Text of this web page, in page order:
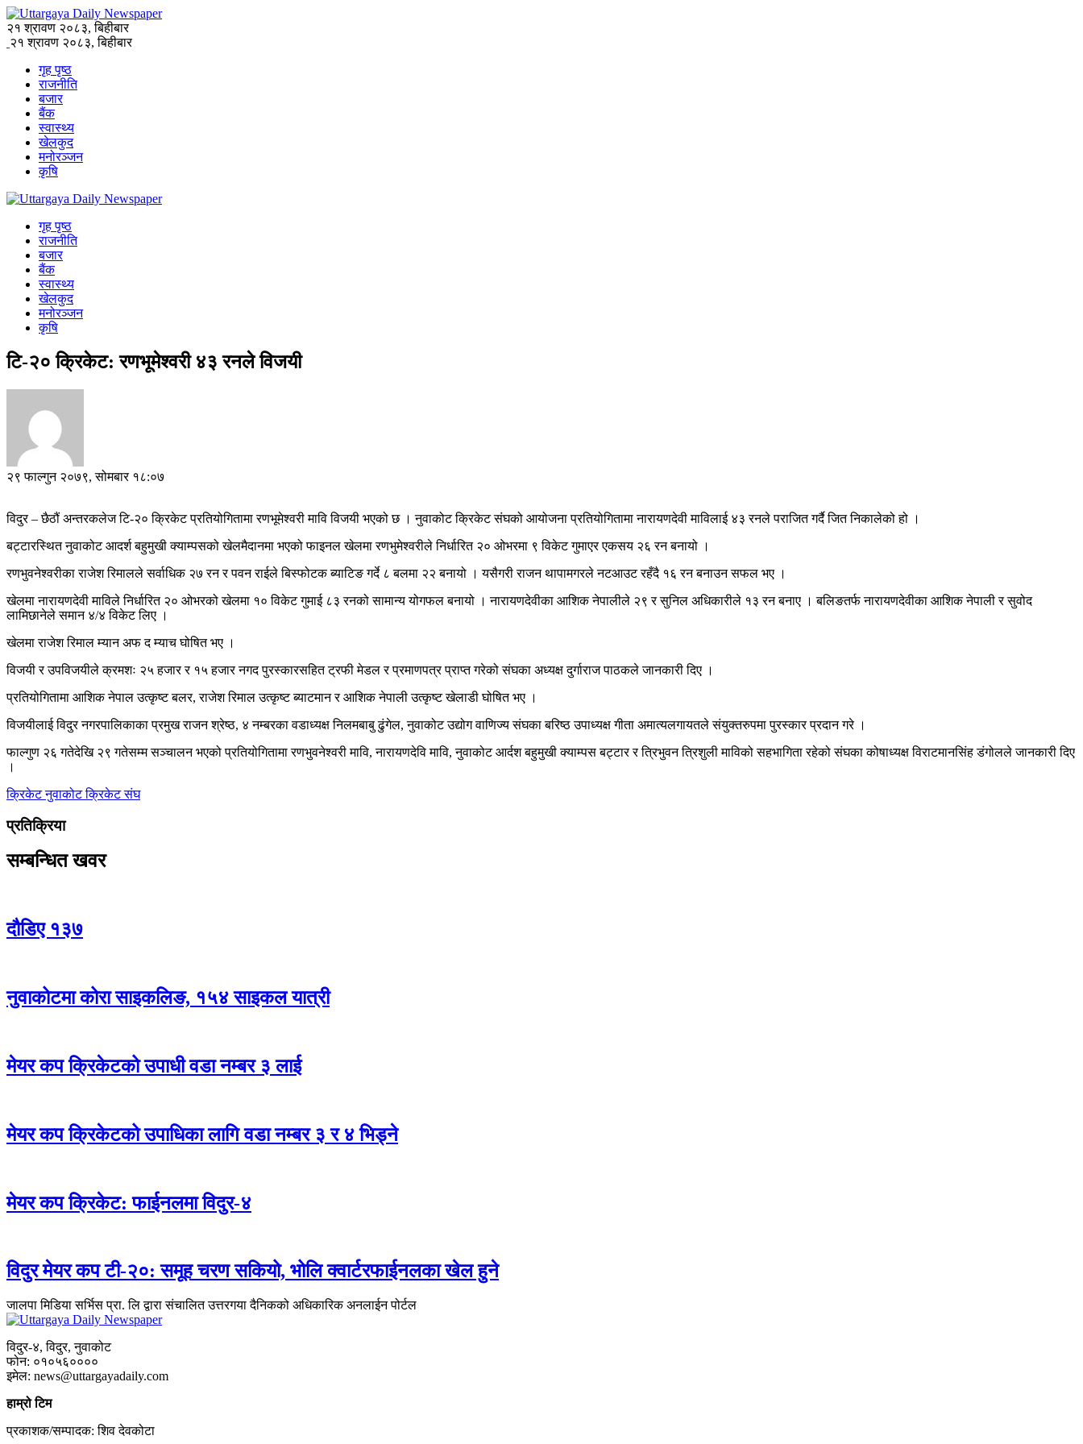
२१ श्रावण २०८३, बिहीबार
२१ श्रावण २०८३, बिहीबार
गृह पृष्ठ
राजनीति
बजार
बैंक
स्वास्थ्य
खेलकुद
मनोरञ्जन
कृषि
गृह पृष्ठ
राजनीति
बजार
बैंक
स्वास्थ्य
खेलकुद
मनोरञ्जन
कृषि
टि-२० क्रिकेट: रणभूमेश्वरी ४३ रनले विजयी
२९ फाल्गुन २०७९, सोमबार १८:०७
विदुर – छैठौं अन्तरकलेज टि-२० क्रिकेट प्रतियोगितामा रणभूमेश्वरी मावि विजयी भएको छ । नुवाकोट क्रिकेट संघको आयोजना प्रतियोगितामा नारायणदेवी माविलाई ४३ रनले पराजित गर्दै जित निकालेको हो ।
बट्टारस्थित नुवाकोट आदर्श बहुमुखी क्याम्पसको खेलमैदानमा भएको फाइनल खेलमा रणभुमेश्वरीले निर्धारित २० ओभरमा ९ विकेट गुमाएर एकसय २६ रन बनायो ।
रणभुवनेश्वरीका राजेश रिमालले सर्वाधिक २७ रन र पवन राईले बिस्फोटक ब्याटिङ गर्दे ८ बलमा २२ बनायो । यसैगरी राजन थापामगरले नटआउट रहँदै १६ रन बनाउन सफल भए ।
खेलमा नारायणदेवी माविले निर्धारित २० ओभरको खेलमा १० विकेट गुमाई ८३ रनको सामान्य योगफल बनायो । नारायणदेवीका आशिक नेपालीले २९ र सुनिल अधिकारीले १३ रन बनाए । बलिङतर्फ नारायणदेवीका आशिक नेपाली र सुवोद
लामिछानेले समान ४/४ विकेट लिए ।
खेलमा राजेश रिमाल म्यान अफ द म्याच घोषित भए ।
विजयी र उपविजयीले क्रमशः २५ हजार र १५ हजार नगद पुरस्कारसहित ट्रफी मेडल र प्रमाणपत्र प्राप्त गरेको संघका अध्यक्ष दुर्गाराज पाठकले जानकारी दिए ।
प्रतियोगितामा आशिक नेपाल उत्कृष्ट बलर, राजेश रिमाल उत्कृष्ट ब्याटमान र आशिक नेपाली उत्कृष्ट खेलाडी घोषित भए ।
विजयीलाई विदुर नगरपालिकाका प्रमुख राजन श्रेष्ठ, ४ नम्बरका वडाध्यक्ष निलमबाबु ढुंगेल, नुवाकोट उद्योग वाणिज्य संघका बरिष्ठ उपाध्यक्ष गीता अमात्यलगायतले संयुक्तरुपमा पुरस्कार प्रदान गरे ।
फाल्गुण २६ गतेदेखि २९ गतेसम्म सञ्चालन भएको प्रतियोगितामा रणभुवनेश्वरी मावि, नारायणदेवि मावि, नुवाकोट आर्दश बहुमुखी क्याम्पस बट्टार र त्रिभुवन त्रिशुली माविको सहभागिता रहेको संघका कोषाध्यक्ष विराटमानसिंह डंगोलले जानकारी दिए
।
क्रिकेटनुवाकोट क्रिकेट संघ
प्रतिक्रिया
सम्बन्धित खवर
दौडिए १३७
नुवाकोटमा कोरा साइकलिङ, १५४ साइकल यात्री
मेयर कप क्रिकेटको उपाधी वडा नम्बर ३ लाई
मेयर कप क्रिकेटको उपाधिका लागि वडा नम्बर ३ र ४ भिड्ने
मेयर कप क्रिकेट: फाईनलमा विदुर-४
विदुर मेयर कप टी-२०: समूह चरण सकियो, भोलि क्वार्टरफाईनलका खेल हुने
जालपा मिडिया सर्भिस प्रा. लि द्वारा संचालित उत्तरगया दैनिकको अधिकारिक अनलाईन पोर्टल
विदुर-४, विदुर, नुवाकोट
फोन: ०१०५६००००
इमेल: news@uttargayadaily.com
हाम्रो टिम
प्रकाशक/सम्पादक: शिव देवकोटा